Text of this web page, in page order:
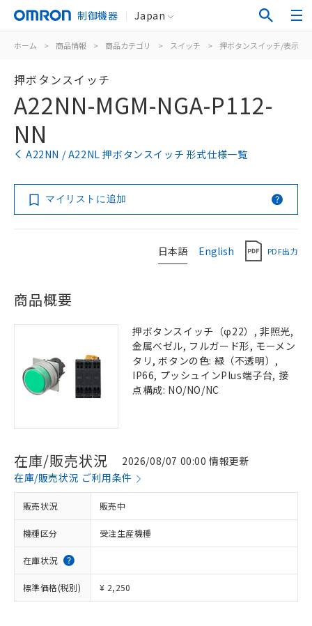
制御機器 Japan
ホーム > 商品情報 > 商品カテゴリ > スイッチ > 押ボタンスイッチ/表示灯
押ボタンスイッチ
A22NN-MGM-NGA-P112-
NN
A22NN / A22NL 押ボタンスイッチ 形式仕様一覧
マイリストに追加
日本語 English PDF出力
商品概要
押ボタンスイッチ（φ22）, 非照光,
金属ベゼル, フルガード形, モーメン
タリ, ボタンの色: 緑（不透明）,
IP66, プッシュインPlus端子台, 接
点構成: NO/NO/NC
在庫/販売状況
2026/08/07 00:00 情報更新
在庫/販売状況 ご利用条件
販売状況 販売中
機種区分 受注生産機種
在庫状況
標準価格(税別) ¥ 2,250